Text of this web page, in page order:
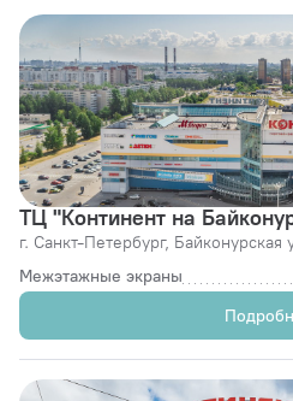
ТЦ "Континент на
г. Санкт-Петербург, Байконурская
Межэтажные экраны